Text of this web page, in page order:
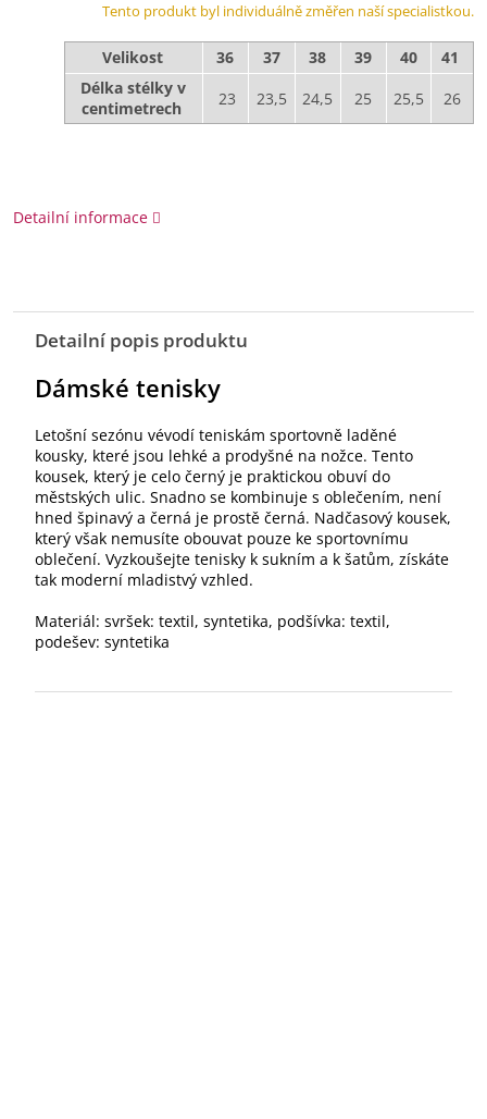
Tento produkt byl individuálně změřen naší specialistkou.
Velikost 36 37 38 39 40
41
Délka stélky v
centimetrech
23 23,5 24,5 25 25,5 26
Detailní informace
Detailní popis produktu
Dámské tenisky
Letošní sezónu vévodí teniskám sportovně laděné
kousky, které jsou lehké a prodyšné na nožce. Tento
kousek, který je celo černý je praktickou obuví do
městských ulic. Snadno se kombinuje s oblečením, není
hned špinavý a černá je prostě černá. Nadčasový kousek,
který však nemusíte obouvat pouze ke sportovnímu
oblečení. Vyzkoušejte tenisky k sukním a k šatům, získáte
tak moderní mladistvý vzhled.
Materiál: svršek: textil, syntetika, podšívka: textil,
podešev: syntetika